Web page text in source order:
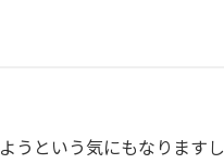
うという気にもなりますし